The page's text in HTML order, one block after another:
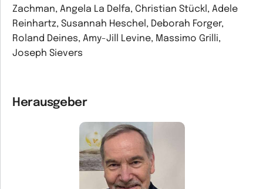
Zachman, Angela La Delfa, Christian Stückl, Adele
Reinhartz, Susannah Heschel, Deborah Forger,
Roland Deines, Amy-Jill Levine, Massimo Grilli,
Joseph Sievers
Herausgeber